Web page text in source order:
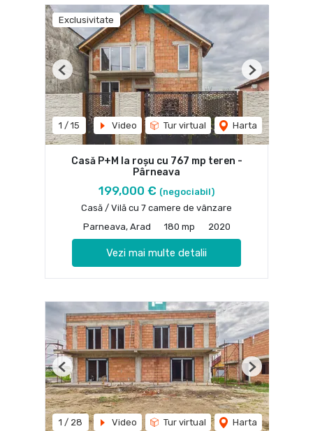
Exclusivitate
1 / 15 Video Tur virtual Harta
Previous Next
Casă P+M la roșu cu 767 mp teren -
Pârneava
199,000 € (negociabil)
Casă / Vilă cu 7 camere de vânzare
Parneava, Arad
180 mp 2020
Vezi mai multe detalii
1 / 28 Video Tur virtual Harta
Previous Next